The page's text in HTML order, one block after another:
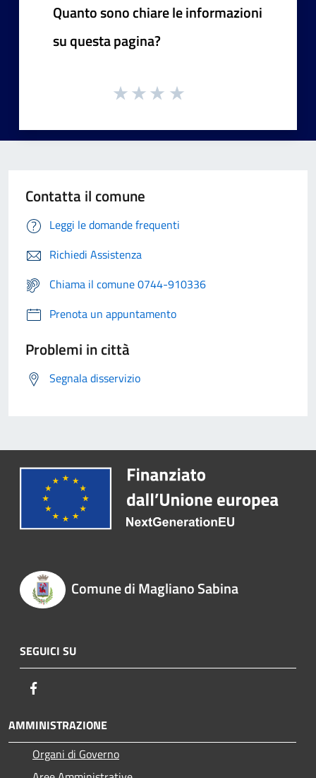
Quanto sono chiare le informazioni
su questa pagina?
Contatta il comune
Leggi le domande frequenti
Richiedi Assistenza
Chiama il comune 0744-910336
Prenota un appuntamento
Problemi in città
Segnala disservizio
Comune di Magliano Sabina
SEGUICI SU
AMMINISTRAZIONE
Organi di Governo